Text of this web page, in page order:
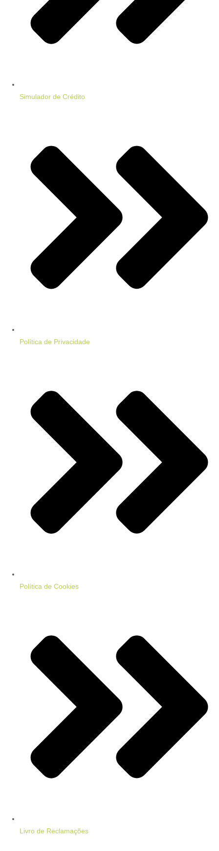
Simulador de Crédito
Política de Privacidade
Política de Cookies
Livro de Reclamações